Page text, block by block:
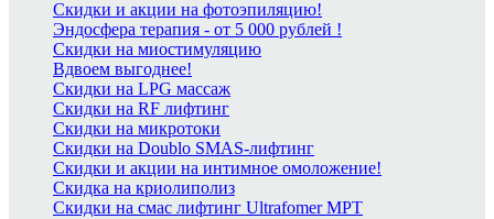
Скидки и акции на фотоэпиляцию!
Эндосфера терапия - от 5 000 рублей !
Скидки на миостимуляцию
Вдвоем выгоднее!
Скидки на LPG массаж
Скидки на RF лифтинг
Скидки на микротоки
Скидки на Doublo SMAS-лифтинг
Скидки и акции на интимное омоложение!
Скидка на криолиполиз
Скидки на смас лифтинг Ultrafomer MPT